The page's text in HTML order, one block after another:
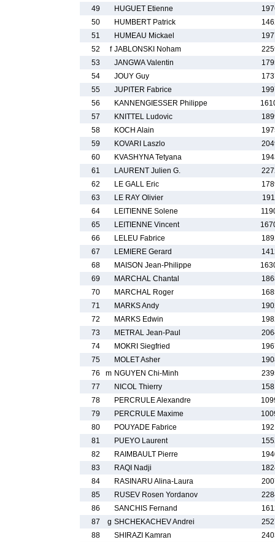
49
HUGUET Etienne
50
HUMBERT Patrick
51
HUMEAU Mickael
52
f JABLONSKI Noham
53
JANGWA Valentin
54
JOUY Guy
55
JUPITER Fabrice
56
KANNENGIESSER Philippe
57
KNITTEL Ludovic
58
KOCH Alain
59
KOVARI Laszlo
60
KVASHYNA Tetyana
61
LAURENT Julien G.
62
LE GALL Eric
63
LE RAY Olivier
64
LEITIENNE Solene
65
LEITIENNE Vincent
66
LELEU Fabrice
67
LEMIERE Gerard
68
MAISON Jean-Philippe
69
MARCHAL Chantal
70
MARCHAL Roger
71
MARKS Andy
72
MARKS Edwin
73
METRAL Jean-Paul
74
MOKRI Siegfried
75
MOLET Asher
76
m NGUYEN Chi-Minh
77
NICOL Thierry
78
PERCRULE Alexandre
79
PERCRULE Maxime
80
POUYADE Fabrice
81
PUEYO Laurent
82
RAIMBAULT Pierre
83
RAQI Nadji
84
RASINARU Alina-Laura
85
RUSEV Rosen Yordanov
86
SANCHIS Fernand
87
g SHCHEKACHEV Andrei
88
SHIRAZI Kamran